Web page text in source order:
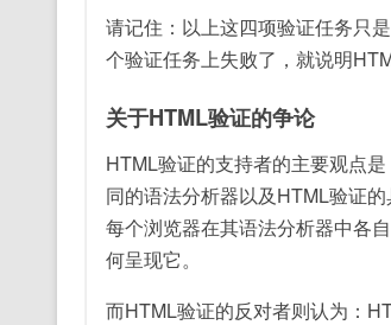
请记住：以上这四项验证任务只
个验证任务上失败了，就说明
关于HTML验证的争论
HTML验证的支持者的主要观点
同的语法分析器以及HTML验证
每个浏览器在其语法分析器中各
何呈现它。
而HTML验证的反对者则认为：